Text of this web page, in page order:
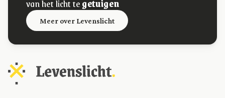
van het licht tegetuigen
Meer over Levenslicht